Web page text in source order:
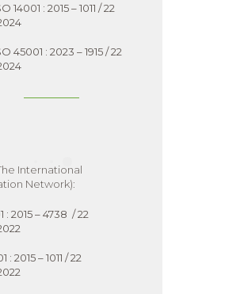
14001 : 2015 – 1011 / 22
45001 : 2023 – 1915 / 22
International
Network):
: 2015 – 4738 / 22
: 2015 – 1011 / 22